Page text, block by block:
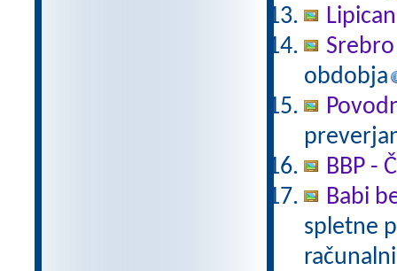
obdobja
BBP -
Babi
spletne